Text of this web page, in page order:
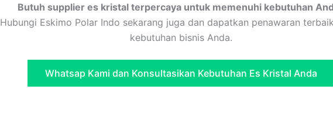
Butuh supplier es kristal terpercaya untuk memenuhi kebutuhan
Hubungi Eskimo Polar Indo sekarang juga dan dapatkan penawaran
kebutuhan bisnis Anda.
Whatsap Kami dan Konsultasikan Kebutuhan Es Kristal Anda